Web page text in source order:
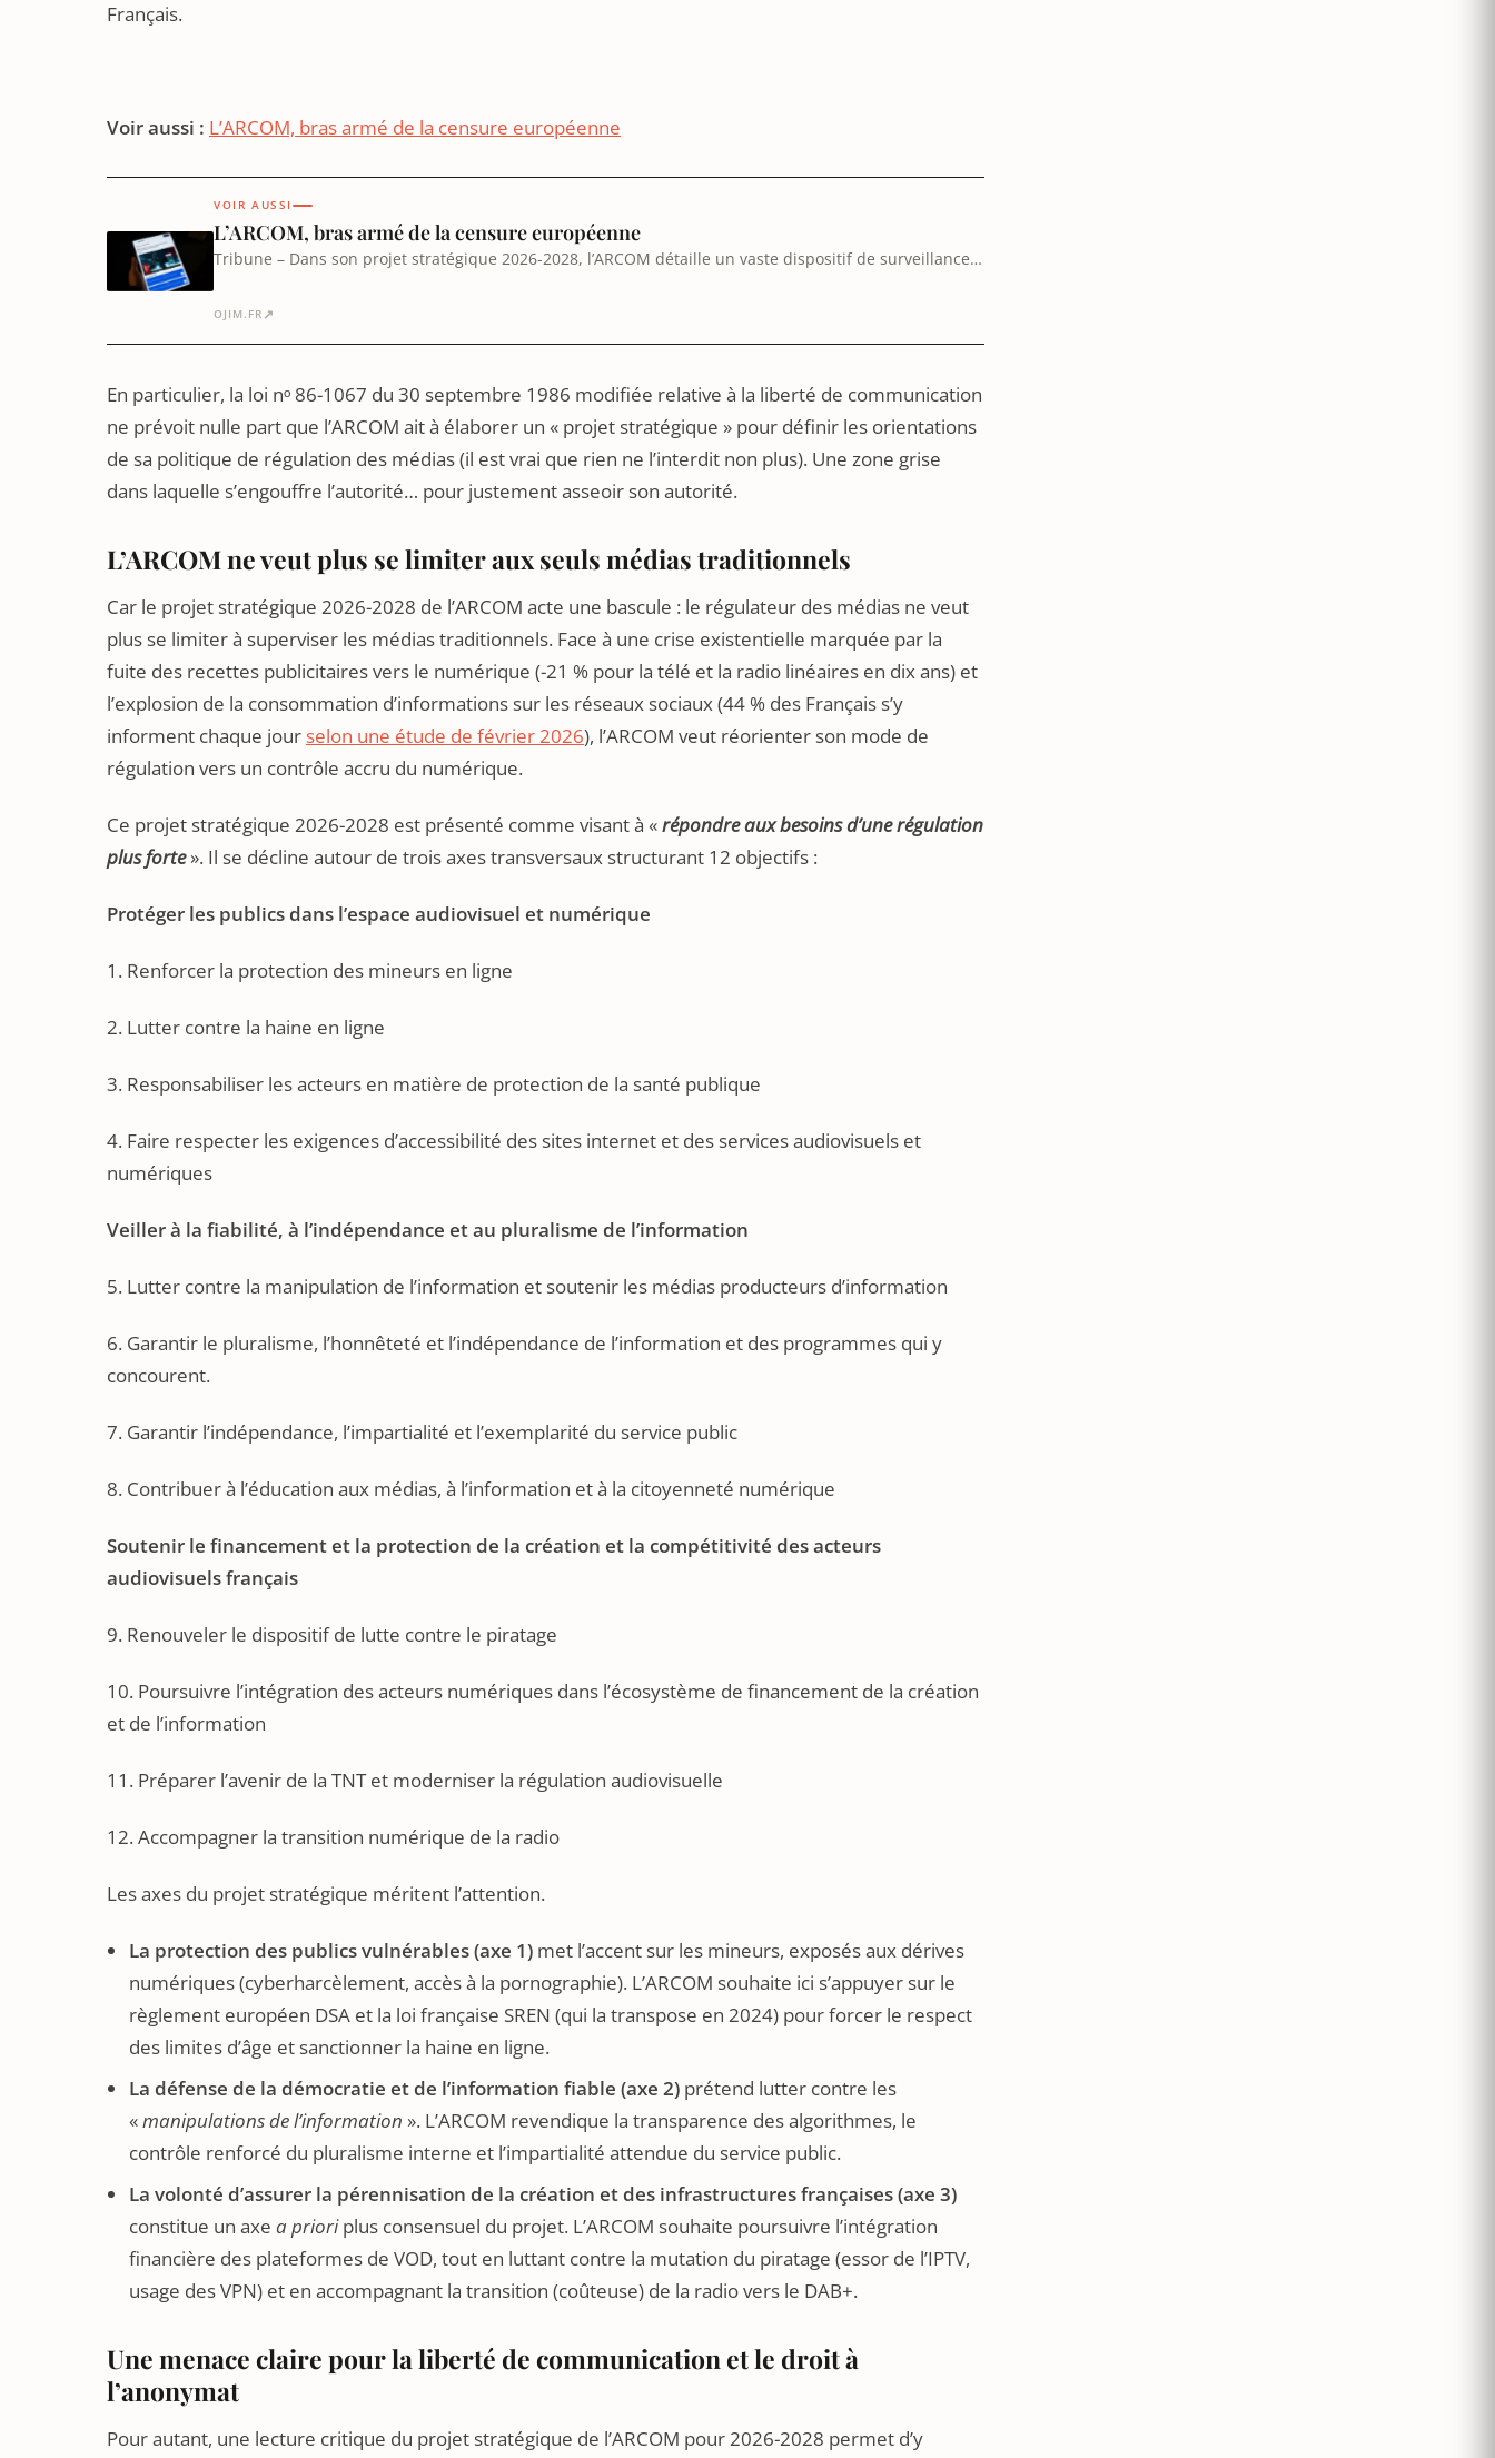
Français.
Voir aussi : L’ARCOM, bras armé de la censure européenne
VOIR AUSSI
L’ARCOM, bras armé de la censure européenne
Tribune – Dans son projet stratégique 2026-2028, l’ARCOM détaille un vaste dispositif de surveillance
OJIM.FR ↗
En particulier, la loi nᵒ 86-1067 du 30 septembre 1986 modifiée relative à la liberté de communication
ne prévoit nulle part que l’ARCOM ait à élaborer un « projet stratégique » pour définir les orientations
de sa politique de régulation des médias (il est vrai que rien ne l’interdit non plus). Une zone grise
dans laquelle s’engouffre l’autorité… pour justement asseoir son autorité.
L’ARCOM ne veut plus se limiter aux seuls médias traditionnels
Car le projet stratégique 2026-2028 de l’ARCOM acte une bascule : le régulateur des médias ne veut
plus se limiter à superviser les médias traditionnels. Face à une crise existentielle marquée par la
fuite des recettes publicitaires vers le numérique (-21 % pour la télé et la radio linéaires en dix ans) et
l’explosion de la consommation d’informations sur les réseaux sociaux (44 % des Français s’y
informent chaque jour selon une étude de février 2026), l’ARCOM veut réorienter son mode de
régulation vers un contrôle accru du numérique.
Ce projet stratégique 2026-2028 est présenté comme visant à «répondre aux besoins d’une régulation
plus forte». Il se décline autour de trois axes transversaux structurant 12 objectifs :
Protéger les publics dans l’espace audiovisuel et numérique
1. Renforcer la protection des mineurs en ligne
2. Lutter contre la haine en ligne
3. Responsabiliser les acteurs en matière de protection de la santé publique
4. Faire respecter les exigences d’accessibilité des sites internet et des services audiovisuels et
numériques
Veiller à la fiabilité, à l’indépendance et au pluralisme de l’information
5. Lutter contre la manipulation de l’information et soutenir les médias producteurs d’information
6. Garantir le pluralisme, l’honnêteté et l’indépendance de l’information et des programmes qui y
concourent.
7. Garantir l’indépendance, l’impartialité et l’exemplarité du service public
8. Contribuer à l’éducation aux médias, à l’information et à la citoyenneté numérique
Soutenir le financement et la protection de la création et la compétitivité des acteurs
audiovisuels français
9. Renouveler le dispositif de lutte contre le piratage
10. Poursuivre l’intégration des acteurs numériques dans l’écosystème de financement de la création
et de l’information
11. Préparer l’avenir de la TNT et moderniser la régulation audiovisuelle
12. Accompagner la transition numérique de la radio
Les axes du projet stratégique méritent l’attention.
La protection des publics vulnérables (axe 1) met l’accent sur les mineurs, exposés aux dérives
numériques (cyberharcèlement, accès à la pornographie). L’ARCOM souhaite ici s’appuyer sur le
règlement européen DSA et la loi française SREN (qui la transpose en 2024) pour forcer le respect
des limites d’âge et sanctionner la haine en ligne.
La défense de la démocratie et de l’information fiable (axe 2) prétend lutter contre les
«manipulations de l’information ». L’ARCOM revendique la transparence des algorithmes, le
contrôle renforcé du pluralisme interne et l’impartialité attendue du service public.
La volonté d’assurer la pérennisation de la création et des infrastructures françaises (axe 3)
constitue un axe a prioriplus consensuel du projet. L’ARCOM souhaite poursuivre l’intégration
financière des plateformes de VOD, tout en luttant contre la mutation du piratage (essor de l’IPTV,
usage des VPN) et en accompagnant la transition (coûteuse) de la radio vers le DAB+.
Une menace claire pour la liberté de communication et le droit à
l’anonymat
Pour autant, une lecture critique du projet stratégique de l’ARCOM pour 2026-2028 permet d’y